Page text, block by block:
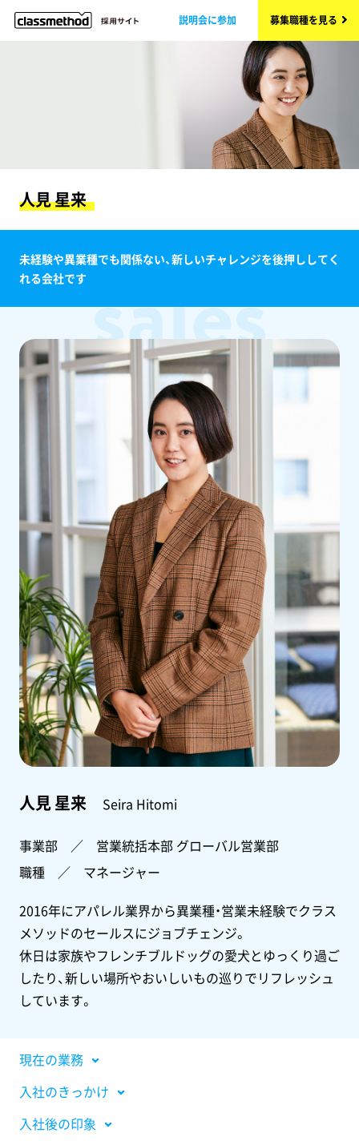
説明会に参加 募集職種を見る
人見 星来
未経験や異業種でも関係ない、新しいチャレンジを後押ししてく
れる会社です sales
人見 星来 Seira Hitomi
事業部 ／ 営業統括本部 グローバル営業部
職種 ／ マネージャー
2016年にアパレル業界から異業種・営業未経験でクラス
メソッドのセールスにジョブチェンジ。
休日は家族やフレンチブルドッグの愛犬とゆっくり過ご
したり、新しい場所やおいしいもの巡りでリフレッシュ
しています。
現在の業務
入社のきっかけ
入社後の印象